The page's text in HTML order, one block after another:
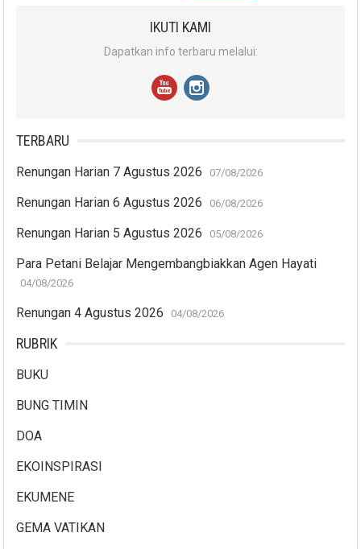
IKUTI KAMI
Dapatkan info terbaru melalui:
TERBARU
Renungan Harian 7 Agustus 2026 07/08/2026
Renungan Harian 6 Agustus 2026 06/08/2026
Renungan Harian 5 Agustus 2026 05/08/2026
Para Petani Belajar Mengembangbiakkan Agen Hayati
04/08/2026
Renungan 4 Agustus 2026 04/08/2026
RUBRIK
BUKU
BUNG TIMIN
DOA
EKOINSPIRASI
EKUMENE
GEMA VATIKAN